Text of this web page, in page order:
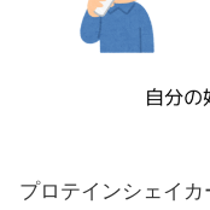
プロテインシェイ